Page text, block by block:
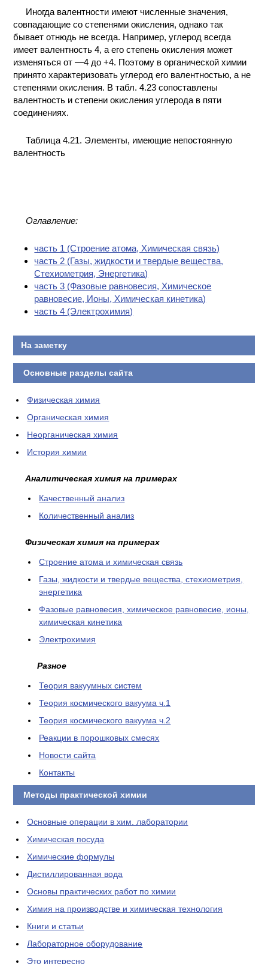
Иногда валентности имеют численные значения,
совпадающие со степенями окисления, однако так
бывает отнюдь не всегда. Например, углерод всегда
имеет валентность 4, а его степень окисления может
изменяться от —4 до +4. Поэтому в органической химии
принято характеризовать углерод его валентностью, а не
степенями окисления. В табл. 4.23 сопоставлены
валентность и степени окисления углерода в пяти
соединениях.
Таблица 4.21. Элементы, имеющие непостоянную
валентность
Оглавление:
часть 1 (Cтроение атома, Химическая связь)
часть 2 (Газы, жидкости и твердые вещества,
Стехиометрия, Энергетика)
часть 3 (Фазовые равновесия, Химическое
равновесие, Ионы, Химическая кинетика)
часть 4 (Электрохимия)
На заметку
Основные разделы сайта
Физическая химия
Органическая химия
Неорганическая химия
История химии
Аналитическая химия на примерах
Качественный анализ
Количественный анализ
Физическая химия на примерах
Cтроение атома и химическая связь
Газы, жидкости и твердые вещества, стехиометрия,
энергетика
Фазовые равновесия, химическое равновесие, ионы,
химическая кинетика
Электрохимия
Разное
Теория вакуумных систем
Теория космического вакуума ч.1
Теория космического вакуума ч.2
Реакции в порошковых смесях
Новости сайта
Контакты
Методы практической химии
Основные операции в хим. лаборатории
Химическая посуда
Химические формулы
Дистиллированная вода
Основы практических работ по химии
Химия на производстве и химическая технология
Книги и статьи
Лабораторное оборудование
Это интересно